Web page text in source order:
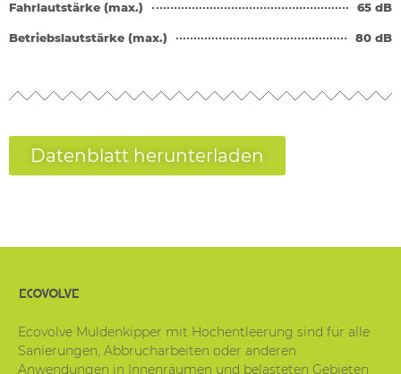
Fahrlautstärke (max.) 65 dB
Betriebslautstärke (max.) 80 dB
Datenblatt herunterladen
Ecovolve Muldenkipper mit Hochentleerung sind für alle
Sanierungen, Abbrucharbeiten oder anderen
Anwendungen in Innenräumen und belasteten Gebieten